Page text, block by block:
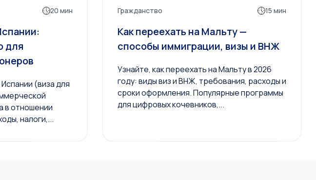
20 мин
для
(виза для
в отношении
налоги,...
Гражданство 15 мин
Как переехать на Мальту —
способы иммиграции, визы и ВНЖ
Узнайте, как переехать на Мальту в 2026
году: виды виз и ВНЖ, требования, расходы и
сроки оформления. Популярные программы
для цифровых кочевников,...